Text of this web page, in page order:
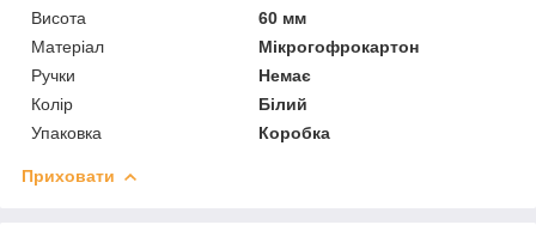
Висота
60 мм
Матеріал
Мікрогофрокартон
Ручки
Немає
Колір
Білий
Упаковка
Коробка
Приховати